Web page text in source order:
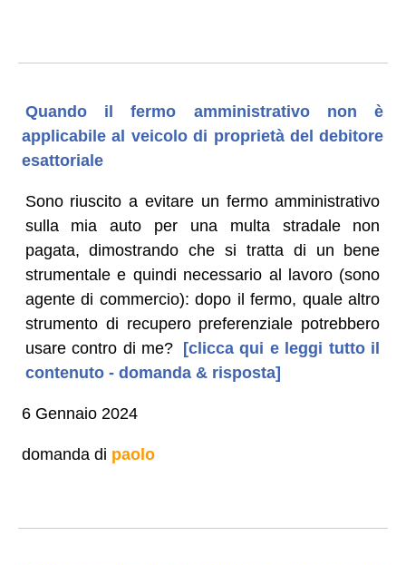
Quando il fermo amministrativo non è
applicabile al veicolo di proprietà del debitore
esattoriale
Sono riuscito a evitare un fermo amministrativo
sulla mia auto per una multa stradale non
pagata, dimostrando che si tratta di un bene
strumentale e quindi necessario al lavoro (sono
agente di commercio): dopo il fermo, quale altro
strumento di recupero preferenziale potrebbero
usare contro di me? [clicca qui e leggi tutto il
contenuto - domanda & risposta]
6 Gennaio 2024
domanda di paolo